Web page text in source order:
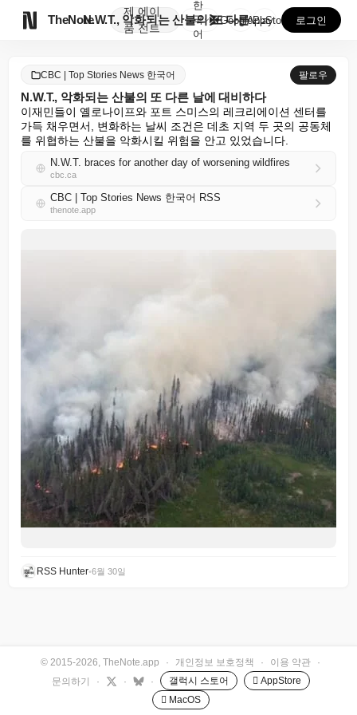
TheNote
제
품
에이
전트
N.W.T., 악화되는 산불의 또 다른 날에 대비하다
한
국
어
GooglePlay
AppStore 로그인
CBC | Top Stories News 한국어 팔로우
N.W.T., 악화되는 산불의 또 다른 날에 대비하다
이재민들이 옐로나이프와 포트 스미스의 레크리에이션 센터를
가득 채우면서, 변화하는 날씨 조건은 데초 지역 두 곳의 공동체
를 위협하는 산불을 악화시킬 위험을 안고 있었습니다.
N.W.T. braces for another day of worsening wildfires
cbc.ca
CBC | Top Stories News 한국어 RSS
thenote.app
RSS Hunter•6월 30일
© 2015-2026, TheNote.app · 개인정보 보호정책 · 이용 약관
·
문의하기
· · · 갤럭시 스토어
 AppStore
 MacOS